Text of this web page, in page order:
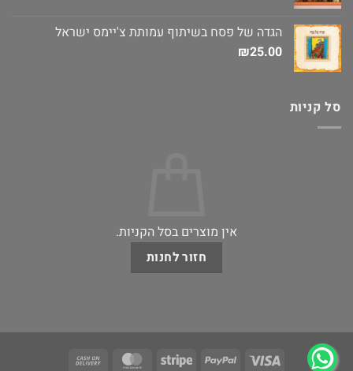
הגדה של פסח בשיתוף עמותת צ'יימס ישראל
₪25.00
סל קניות
אין מוצרים בסל הקניות.
חזור לחנות